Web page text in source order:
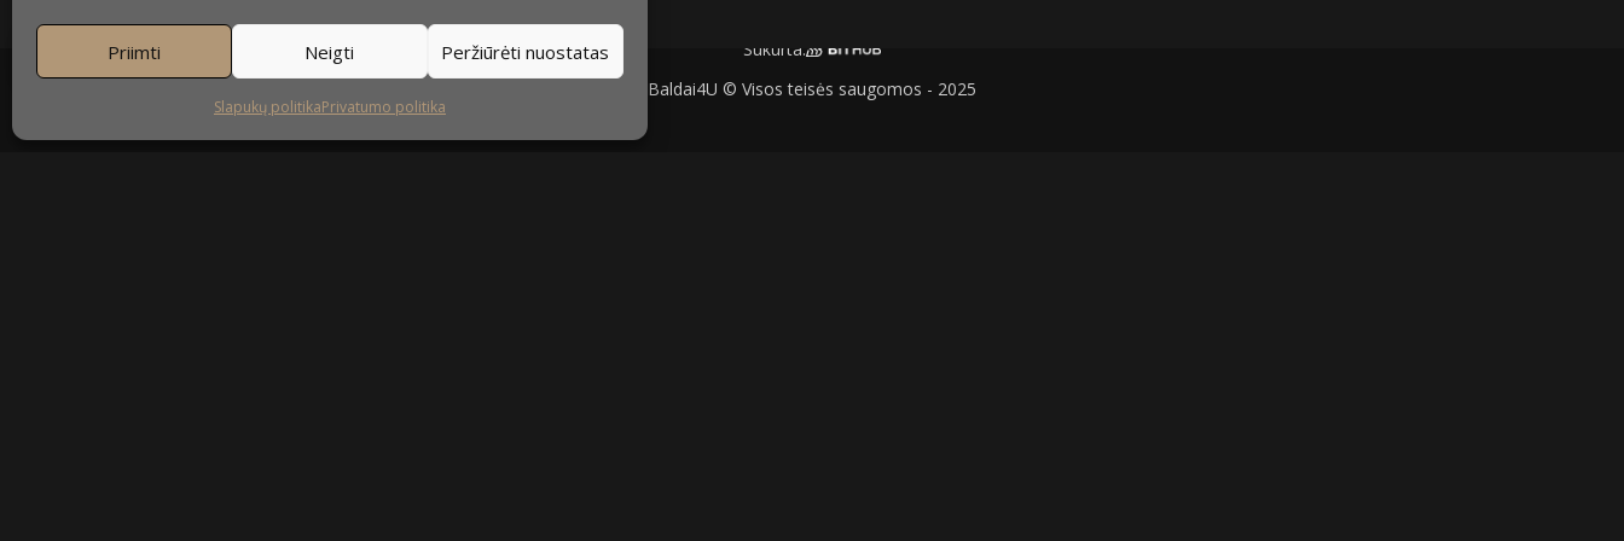
Priimti Neigti Peržiūrėti nuostatas
Slapukų politikaPrivatumo politika
Sukurta:
Baldai4U © Visos teisės saugomos - 2025